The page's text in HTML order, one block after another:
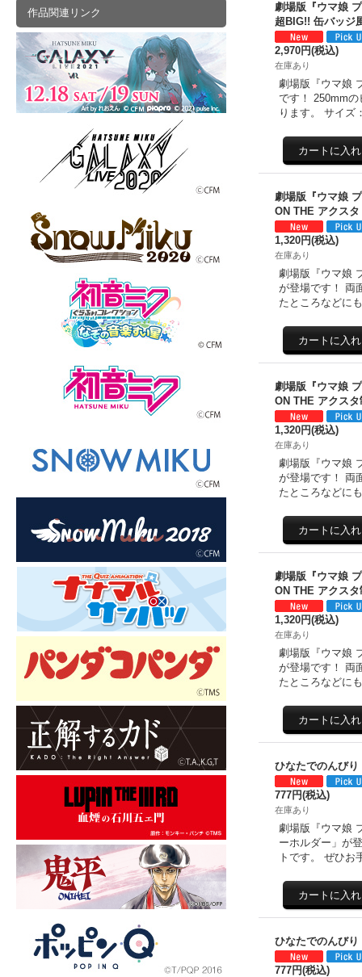
作品関連リンク
劇場版『ウマ娘
超BIG!! 缶バッジ
2,970円(税込)
在庫あり
劇場版『ウマ娘
です！ 250mm
ります。 サイ
劇場版『ウマ娘
ON THE アクス
1,320円(税込)
在庫あり
劇場版『ウマ娘
が登場です！ 両
たところなどに
劇場版『ウマ娘
ON THE アクス
1,320円(税込)
在庫あり
劇場版『ウマ娘
が登場です！ 両
たところなどに
劇場版『ウマ娘
ON THE アクス
1,320円(税込)
在庫あり
劇場版『ウマ娘
が登場です！ 両
たところなどに
ひなたでのんび
777円(税込)
在庫あり
劇場版『ウマ娘
ーホルダー」が
トです。 ぜひ
ひなたでのんび
777円(税込)